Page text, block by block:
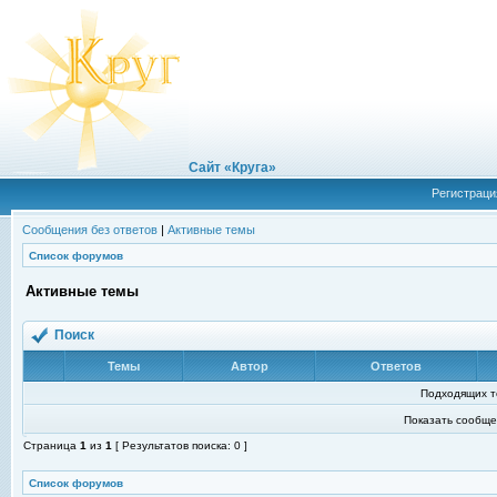
Сайт «Круга»
Сообщения без ответов | Активные темы
Список форумов
Активные темы
Поиск
Темы Автор Ответов
Подходящих
Показать
Страница 1 из 1 [ Результатов поиска: 0 ]
Список форумов